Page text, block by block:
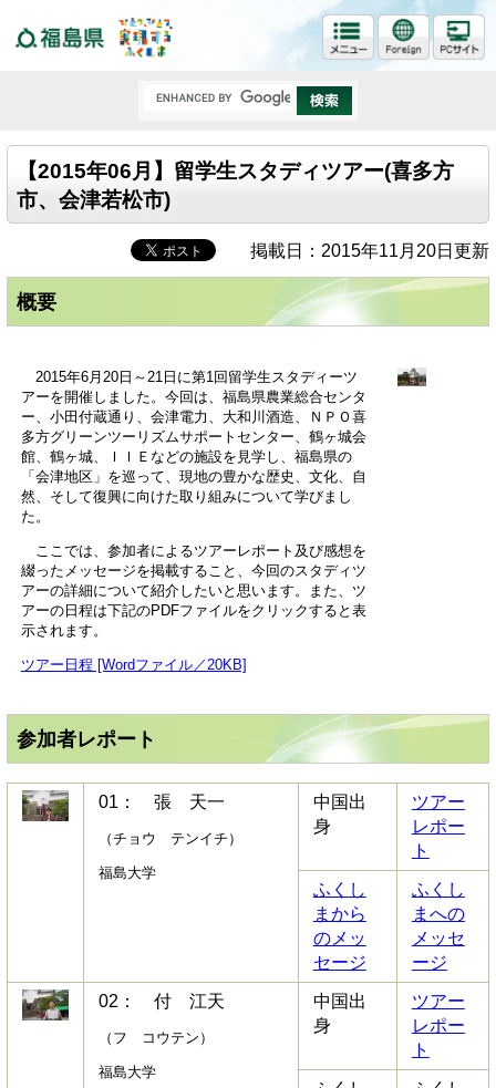
【2015年06月】留学生スタディツアー(喜多方
市、会津若松市)
掲載日：2015年11月20日更新
概要
2015年6月20日～21日に第1回留学生スタディーツ
アーを開催しました。今回は、福島県農業総合センタ
ー、小田付蔵通り、会津電力、大和川酒造、ＮＰＯ喜
多方グリーンツーリズムサポートセンター、鶴ヶ城会
館、鶴ヶ城、ＩＩＥなどの施設を見学し、福島県の
「会津地区」を巡って、現地の豊かな歴史、文化、自
然、そして復興に向けた取り組みについて学びまし
た。
ここでは、参加者によるツアーレポート及び感想を
綴ったメッセージを掲載すること、今回のスタディツ
アーの詳細について紹介したいと思います。また、ツ
アーの日程は下記のPDFファイルをクリックすると表
示されます。
ツアー日程 [Wordファイル／20KB]
参加者レポート
01： 張 天一
（チョウ テンイチ）
福島大学
中国出
身
ツアー
レポー
ト
ふくし
まから
のメッ
セージ
ふくし
まへの
メッセ
ージ
02： 付 江天
（フ コウテン）
福島大学
中国出
身
ツアー
レポー
ト